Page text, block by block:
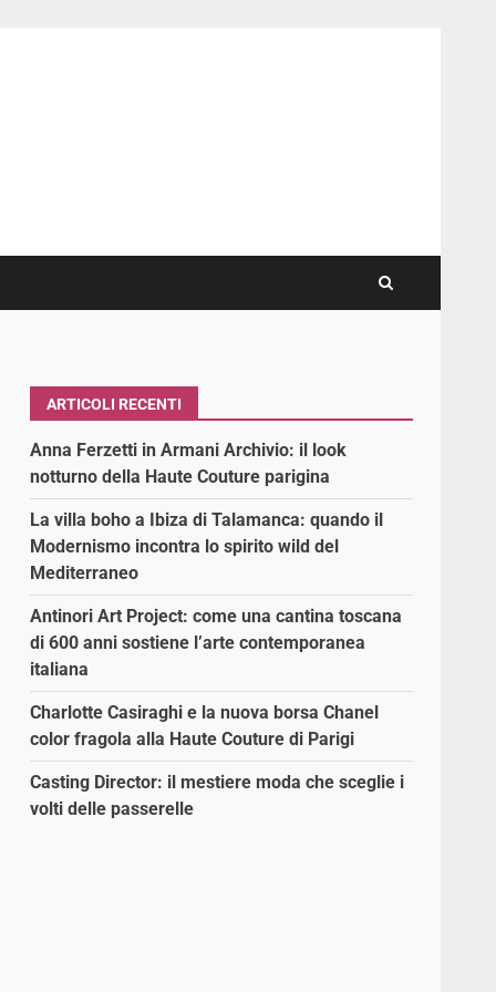
ARTICOLI RECENTI
Anna Ferzetti in Armani Archivio: il look
notturno della Haute Couture parigina
La villa boho a Ibiza di Talamanca: quando il
Modernismo incontra lo spirito wild del
Mediterraneo
Antinori Art Project: come una cantina toscana
di 600 anni sostiene l’arte contemporanea
italiana
Charlotte Casiraghi e la nuova borsa Chanel
color fragola alla Haute Couture di Parigi
Casting Director: il mestiere moda che sceglie i
volti delle passerelle